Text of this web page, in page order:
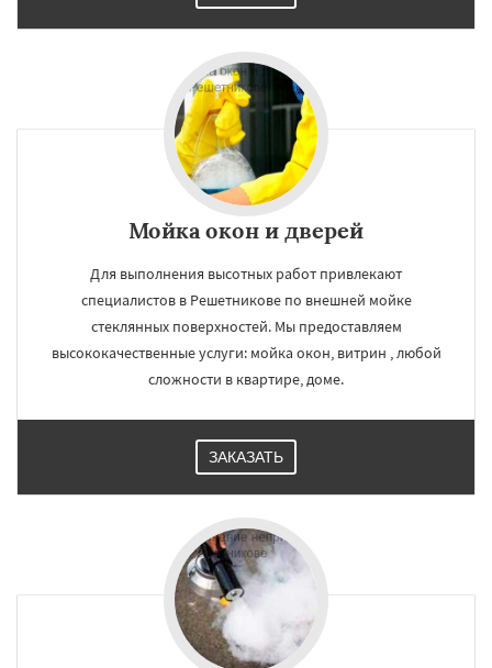
Мойка окон и дверей
Для выполнения высотных работ привлекают
специалистов в Решетникове по внешней мойке
стеклянных поверхностей. Мы предоставляем
высококачественные услуги: мойка окон, витрин , любой
сложности в квартире, доме.
ЗАКАЗАТЬ